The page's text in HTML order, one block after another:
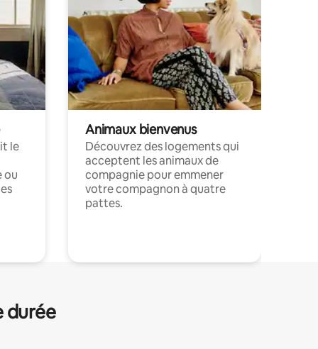
le
ou
Animaux bienvenus
Découvrez des logements qui
acceptent les animaux de
compagnie pour emmener
votre compagnon à quatre
pattes.
durée